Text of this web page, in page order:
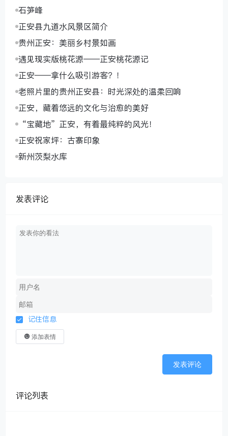
石笋峰
正安县九道水风景区简介
贵州正安：美丽乡村景如画
遇见现实版桃花源——正安桃花源记
正安——拿什么吸引游客？！
老照片里的贵州正安县：时光深处的温柔回响
正安，藏着悠远的文化与治愈的美好
“宝藏地”正安，有着最纯粹的风光！
正安祝家坪：古寨印象
新州茨梨水库
发表评论
记住信息
添加表情
发表评论
评论列表